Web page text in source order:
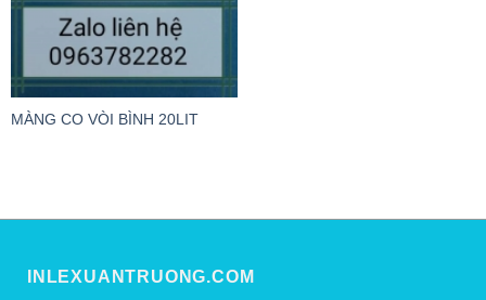
MÀNG CO VÒI BÌNH 20LIT
INLEXUANTRUONG.COM